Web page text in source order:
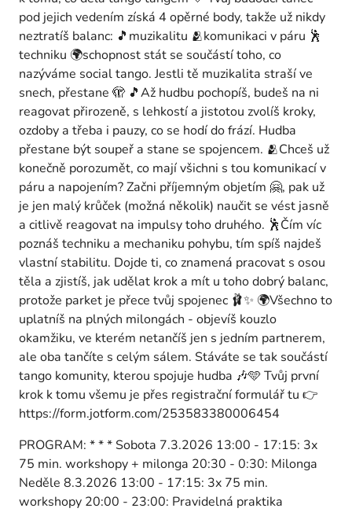
pod jejich vedením získá 4 opěrné body, takže už nikdy
neztratíš balanc: 🎵muzikalitu 🫂komunikaci v páru 🕺
techniku 🌍schopnost stát se součástí toho, co
nazýváme social tango. Jestli tě muzikalita straší ve
snech, přestane 🫣 🎵Až hudbu pochopíš, budeš na ni
reagovat přirozeně, s lehkostí a jistotou zvolíš kroky,
ozdoby a třeba i pauzy, co se hodí do frází. Hudba
přestane být soupeř a stane se spojencem. 🫂Chceš už
konečně porozumět, co mají všichni s tou komunikací v
páru a napojením? Začni příjemným objetím 🤗, pak už
je jen malý krůček (možná několik) naučit se vést jasně
a citlivě reagovat na impulsy toho druhého. 🕺Čím víc
poznáš techniku a mechaniku pohybu, tím spíš najdeš
vlastní stabilitu. Dojde ti, co znamená pracovat s osou
těla a zjistíš, jak udělat krok a mít u toho dobrý balanc,
protože parket je přece tvůj spojenec 🩰✨ 🌍Všechno to
uplatníš na plných milongách - objevíš kouzlo
okamžiku, ve kterém netančíš jen s jedním partnerem,
ale oba tančíte s celým sálem. Stáváte se tak součástí
tango komunity, kterou spojuje hudba 🎶🩵 Tvůj první
krok k tomu všemu je přes registrační formulář tu 👉
https://form.jotform.com/253583380006454
PROGRAM: * * * Sobota 7.3.2026 13:00 - 17:15: 3x
75 min. workshopy + milonga 20:30 - 0:30: Milonga
Neděle 8.3.2026 13:00 - 17:15: 3x 75 min.
workshopy 20:00 - 23:00: Pravidelná praktika